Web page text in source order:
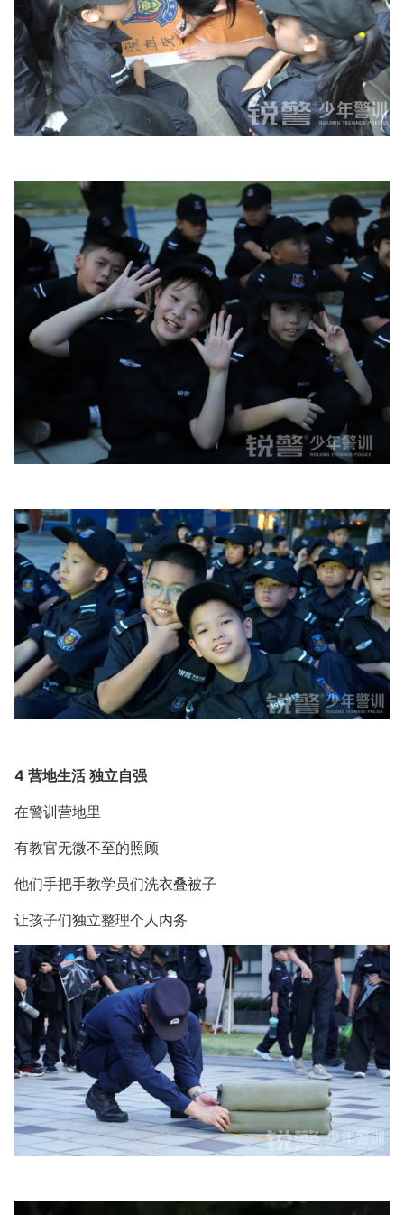
4 营地生活 独立自强
在警训营地里
有教官无微不至的照顾
他们手把手教学员们洗衣叠被子
让孩子们独立整理个人内务